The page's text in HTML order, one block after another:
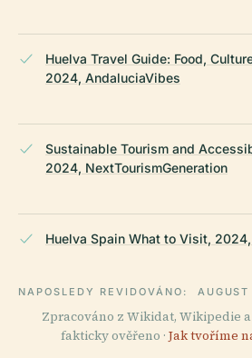
Huelva Travel Guide: Food,
2024, AndaluciaVibes
Sustainable Tourism and
2024, NextTourismGeneration
Huelva Spain What to Visit,
NAPOSLEDY REVIDOVÁNO:
Zpracováno z Wikidat, Wikipedie
fakticky ověřeno · Jak tvoříme